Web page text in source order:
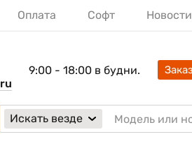
Оплата Софт Новости
9:00 - 18:00 в будни.
Искать везде